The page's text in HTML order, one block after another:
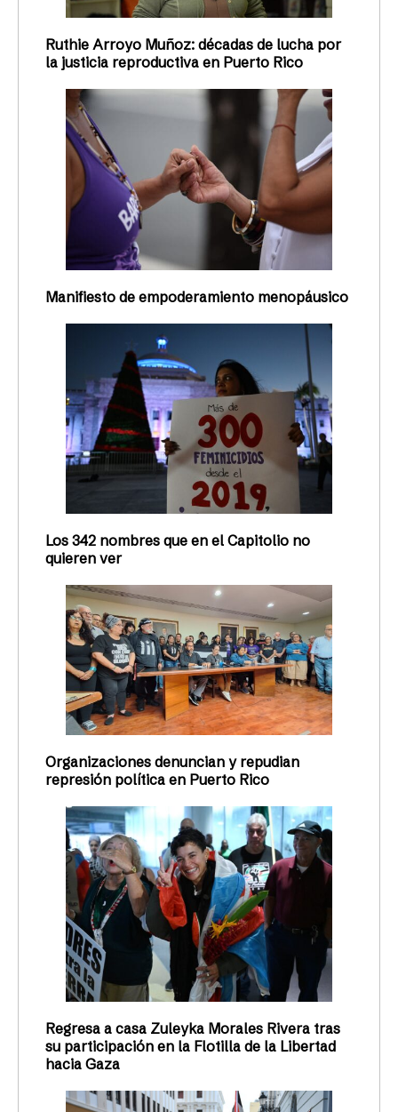
Ruthie Arroyo Muñoz: décadas de lucha por
la justicia reproductiva en Puerto Rico
Manifiesto de empoderamiento menopáusico
Los 342 nombres que en el Capitolio no
quieren ver
Organizaciones denuncian y repudian
represión política en Puerto Rico
Regresa a casa Zuleyka Morales Rivera tras
su participación en la Flotilla de la Libertad
hacia Gaza